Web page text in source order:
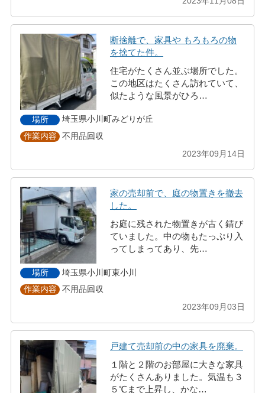
断捨離で、家具や もろもろの物
を捨てた件。
住宅がたくさん並ぶ場所でした。
この地区はたくさん訪れていて、
似たような風景がひろ…
場所
埼玉県小川町みどりが丘
作業内容
不用品回収
2023年09月14日
家の売却前で、庭の物置きを撤去
した。
お庭に残された物置きが古く錆び
ていました。中の物もたっぷり入
ってしまってあり、先…
場所
埼玉県小川町東小川
作業内容
不用品回収
2023年09月03日
戸建て売却前の中の家具を廃棄。
１階と２階のお部屋に大きな家具
がたくさんありました。気温も３
５℃まで上昇し、かな…